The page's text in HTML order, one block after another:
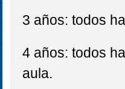
3 años: todos
4 años: todos
aula.